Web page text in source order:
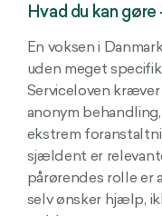
Hvad du kan gøre
En voksen i
uden meget
Serviceloven
anonym
ekstrem
sjældent er
pårørendes rolle er
selv ønsker hjælp,